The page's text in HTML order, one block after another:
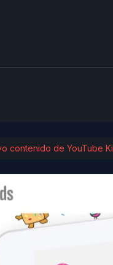
contenido de YouTube